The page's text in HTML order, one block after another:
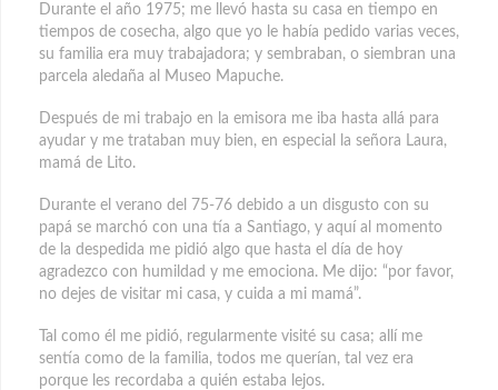
Durante el año 1975; me llevó hasta su casa en tiempo en
tiempos de cosecha, algo que yo le había pedido varias veces,
su familia era muy trabajadora; y sembraban, o siembran una
parcela aledaña al Museo Mapuche.
Después de mi trabajo en la emisora me iba hasta allá para
ayudar y me trataban muy bien, en especial la señora Laura,
mamá de Lito.
Durante el verano del 75-76 debido a un disgusto con su
papá se marchó con una tía a Santiago, y aquí al momento
de la despedida me pidió algo que hasta el día de hoy
agradezco con humildad y me emociona. Me dijo: “por favor,
no dejes de visitar mi casa, y cuida a mi mamá”.
Tal como él me pidió, regularmente visité su casa; allí me
sentía como de la familia, todos me querían, tal vez era
porque les recordaba a quién estaba lejos.